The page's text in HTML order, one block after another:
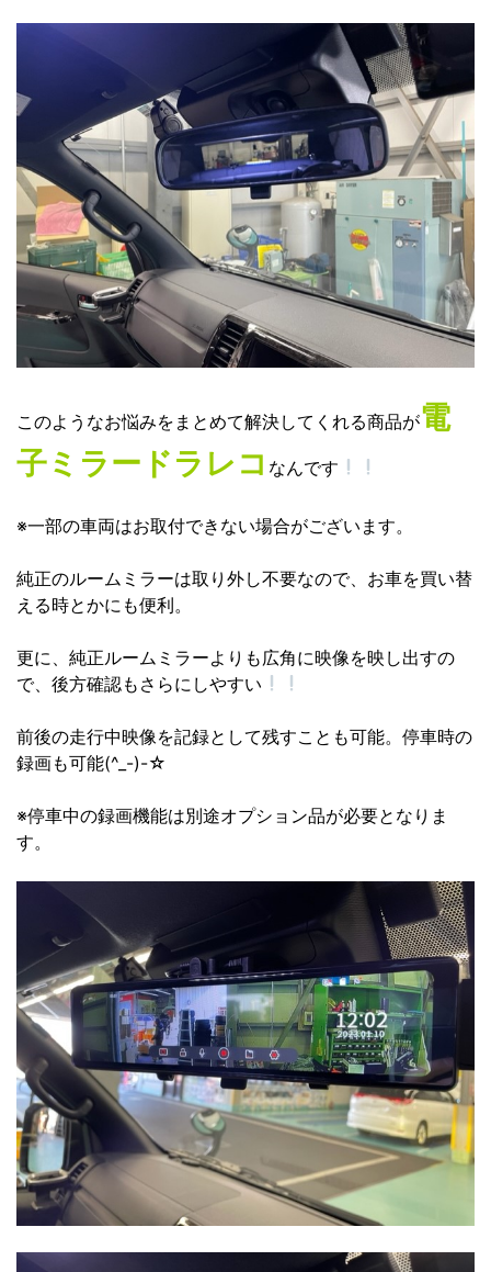
このようなお悩みをまとめて解決してくれる商品が電
子ミラードラレコ なんです
※一部の車両はお取付できない場合がございます。
純正のルームミラーは取り外し不要なので、お車を買い替
える時とかにも便利。
更に、純正ルームミラーよりも広角に映像を映し出すの
で、後方確認もさらにしやすい
前後の走行中映像を記録として残すことも可能。停車時の
録画も可能(^_-)-☆
※停車中の録画機能は別途オプション品が必要となりま
す。